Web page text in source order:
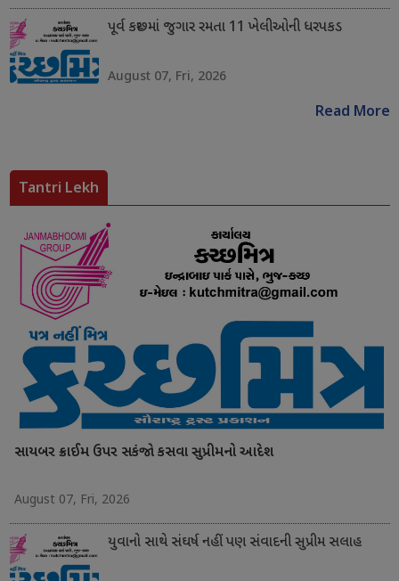
પૂર્વ કચ્છમાં જુગાર રમતા 11 ખેલીઓની ધરપકડ
August 07, Fri, 2026
Read More
Tantri Lekh
સાયબર ક્રાઈમ ઉપર સકંજો કસવા સુપ્રીમનો આદેશ
August 07, Fri, 2026
યુવાનો સાથે સંઘર્ષ નહીં પણ સંવાદની સુપ્રીમ સલાહ